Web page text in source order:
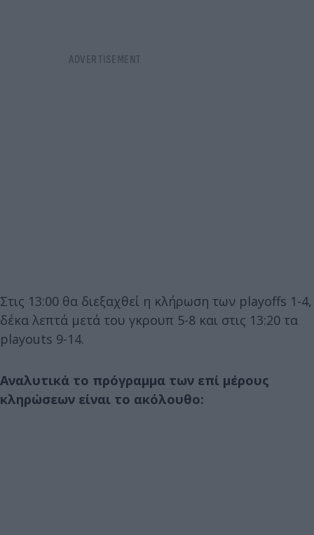
Στις 13:00 θα διεξαχθεί η κλήρωση των playoffs 1-4,
δέκα λεπτά μετά του γκρουπ 5-8 και στις 13:20 τα
playouts 9-14.
Αναλυτικά το πρόγραμμα των επί μέρους
κληρώσεων είναι το ακόλουθο: